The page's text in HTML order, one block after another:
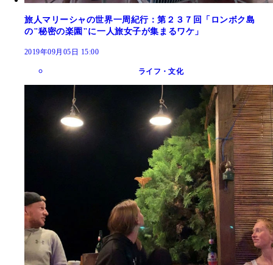
旅人マリーシャの世界一周紀行：第２３７回「ロンボク島
の"秘密の楽園"に一人旅女子が集まるワケ」
2019年09月05日 15:00
ライフ・文化